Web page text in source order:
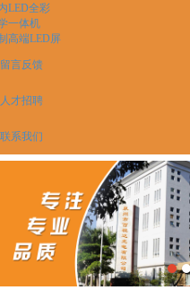
LED全彩
一体机
高端LED屏
留言反馈
人才招聘
联系我们